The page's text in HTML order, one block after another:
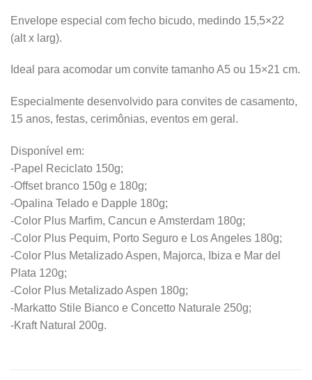
Envelope especial com fecho bicudo, medindo 15,5×22
(alt x larg).
Ideal para acomodar um convite tamanho A5 ou 15×21 cm.
Especialmente desenvolvido para convites de casamento,
15 anos, festas, cerimônias, eventos em geral.
Disponível em:
-Papel Reciclato 150g;
-Offset branco 150g e 180g;
-Opalina Telado e Dapple 180g;
-Color Plus Marfim, Cancun e Amsterdam 180g;
-Color Plus Pequim, Porto Seguro e Los Angeles 180g;
-Color Plus Metalizado Aspen, Majorca, Ibiza e Mar del
Plata 120g;
-Color Plus Metalizado Aspen 180g;
-Markatto Stile Bianco e Concetto Naturale 250g;
-Kraft Natural 200g.